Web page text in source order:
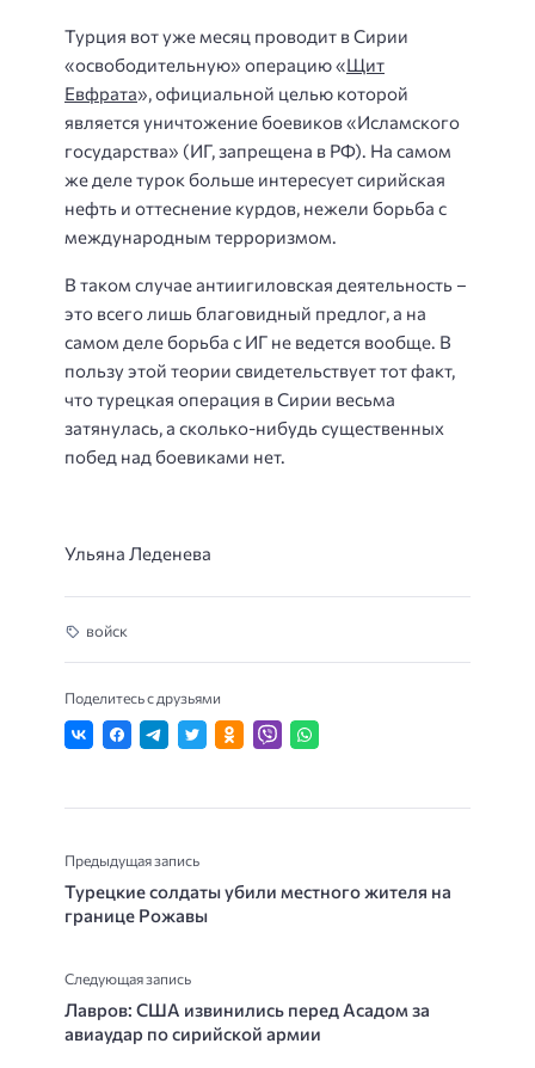
Турция вот уже месяц проводит в Сирии
«освободительную» операцию «Щит
Евфрата», официальной целью которой
является уничтожение боевиков «Исламского
государства» (ИГ, запрещена в РФ). На самом
же деле турок больше интересует сирийская
нефть и оттеснение курдов, нежели борьба с
международным терроризмом.
В таком случае антиигиловская деятельность –
это всего лишь благовидный предлог, а на
самом деле борьба с ИГ не ведется вообще. В
пользу этой теории свидетельствует тот факт,
что турецкая операция в Сирии весьма
затянулась, а сколько-нибудь существенных
побед над боевиками нет.
Ульяна Леденева
войск
Поделитесь с друзьями
Предыдущая запись
Турецкие солдаты убили местного жителя на
границе Рожавы
Следующая запись
Лавров: США извинились перед Асадом за
авиаудар по сирийской армии